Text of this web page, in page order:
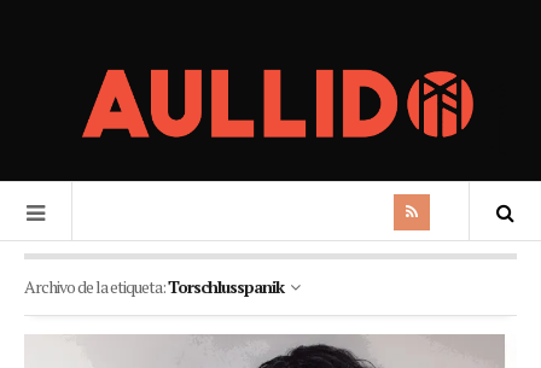
Archivo de la etiqueta:Torschlusspanik